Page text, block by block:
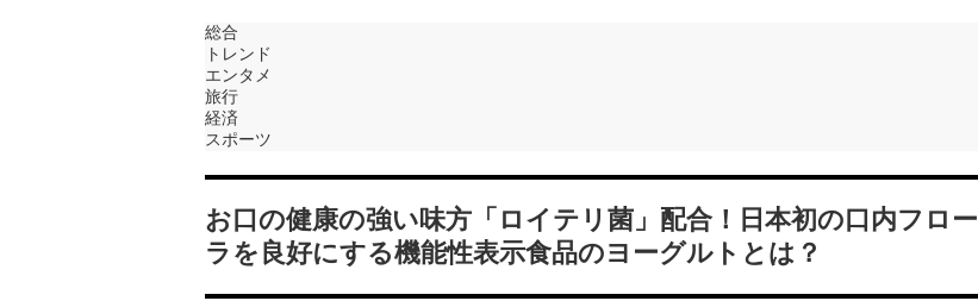
総合
トレンド
エンタメ
旅行
経済
スポーツ
お口の健康の強い味方「ロイテリ菌」配合！日本初の口内フロー
ラを良好にする機能性表示食品のヨーグルトとは？